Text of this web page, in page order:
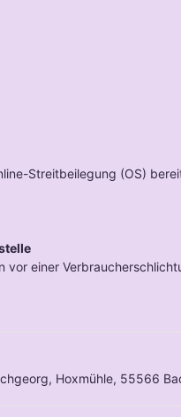
Streitbeilegung (OS)
einer
Hoxmühle, 55566